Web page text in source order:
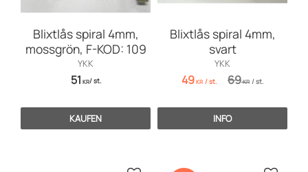
Blixtlås spiral 4mm,
mossgrön, F-KOD: 109
YKK
51 KR/st.
KAUFEN
Blixtlås spiral 4mm,
svart
YKK
49KR /st. 69KR /st.
INFO